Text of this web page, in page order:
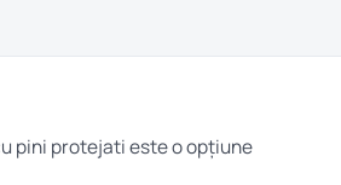
pini protejati este o opțiune